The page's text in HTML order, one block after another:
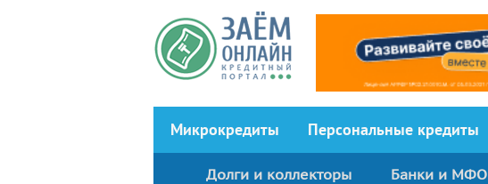
Микрокредиты Персональныe кредиты
Долги и коллекторы Банки и МФО